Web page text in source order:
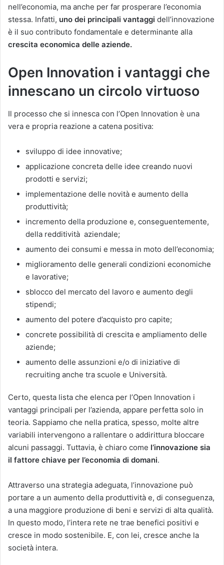
nell’economia, ma anche per far prosperare l’economia
stessa. Infatti, uno dei principali vantaggi dell’innovazione
è il suo contributo fondamentale e determinante alla
crescita economica delle aziende.
Open Innovation i vantaggi che
innescano un circolo virtuoso
Il processo che si innesca con l’Open Innovation è una
vera e propria reazione a catena positiva:
sviluppo di idee innovative;
applicazione concreta delle idee creando nuovi
prodotti e servizi;
implementazione delle novità e aumento della
produttività;
incremento della produzione e, conseguentemente,
della redditività aziendale;
aumento dei consumi e messa in moto dell’economia;
miglioramento delle generali condizioni economiche
e lavorative;
sblocco del mercato del lavoro e aumento degli
stipendi;
aumento del potere d’acquisto pro capite;
concrete possibilità di crescita e ampliamento delle
aziende;
aumento delle assunzioni e/o di iniziative di
recruiting anche tra scuole e Università.
Certo, questa lista che elenca per l’Open Innovation i
vantaggi principali per l’azienda, appare perfetta solo in
teoria. Sappiamo che nella pratica, spesso, molte altre
variabili intervengono a rallentare o addirittura bloccare
alcuni passaggi. Tuttavia, è chiaro come l’innovazione sia
il fattore chiave per l’economia di domani.
Attraverso una strategia adeguata, l’innovazione può
portare a un aumento della produttività e, di conseguenza,
a una maggiore produzione di beni e servizi di alta qualità.
In questo modo, l’intera rete ne trae benefici positivi e
cresce in modo sostenibile. E, con lei, cresce anche la
società intera.